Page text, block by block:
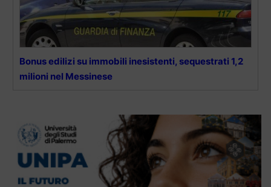
Bonus edilizi su immobili inesistenti, sequestrati 1,2
milioni nel Messinese